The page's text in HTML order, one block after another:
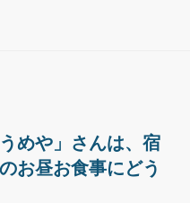
めや」さんは、宿
お昼お食事にどう